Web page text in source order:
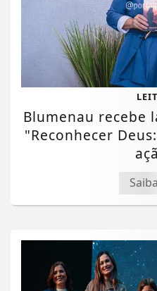
Blumenau recebe
"Reconhecer